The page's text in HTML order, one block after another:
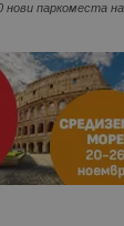
паркоместа